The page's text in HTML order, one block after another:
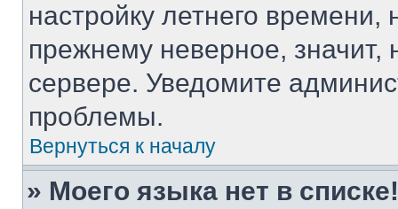
настройку летнего
прежнему неверное, значит,
сервере. Уведомите
проблемы.
Вернуться к началу
» Моего языка нет в списке!